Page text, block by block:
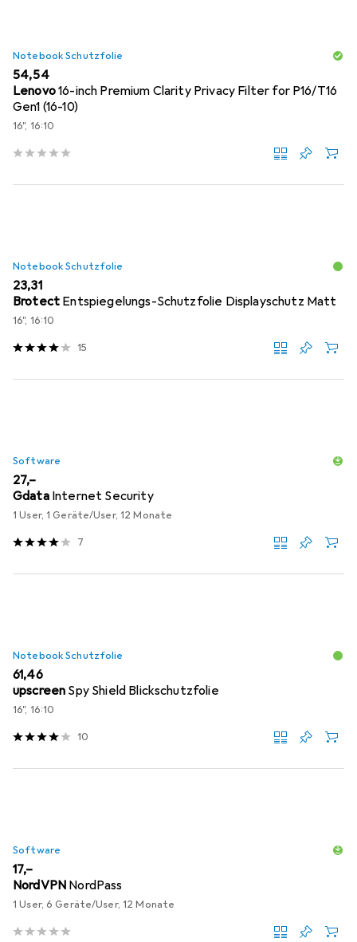
Notebook Schutzfolie
EUR
54,54
Lenovo16-inch Premium Clarity Privacy Filter for P16/T16
Gen1 (16-10)
16", 16:10
Notebook Schutzfolie
EUR
23,31
Brotect Entspiegelungs-Schutzfolie Displayschutz Matt
16", 16:10
15
Software
EUR
27,–
Gdata Internet Security
1 User, 1 Geräte/User, 12 Monate
7
Notebook Schutzfolie
EUR
61,46
upscreen Spy Shield Blickschutzfolie
16", 16:10
10
Software
EUR
17,–
NordVPN NordPass
1 User, 6 Geräte/User, 12 Monate